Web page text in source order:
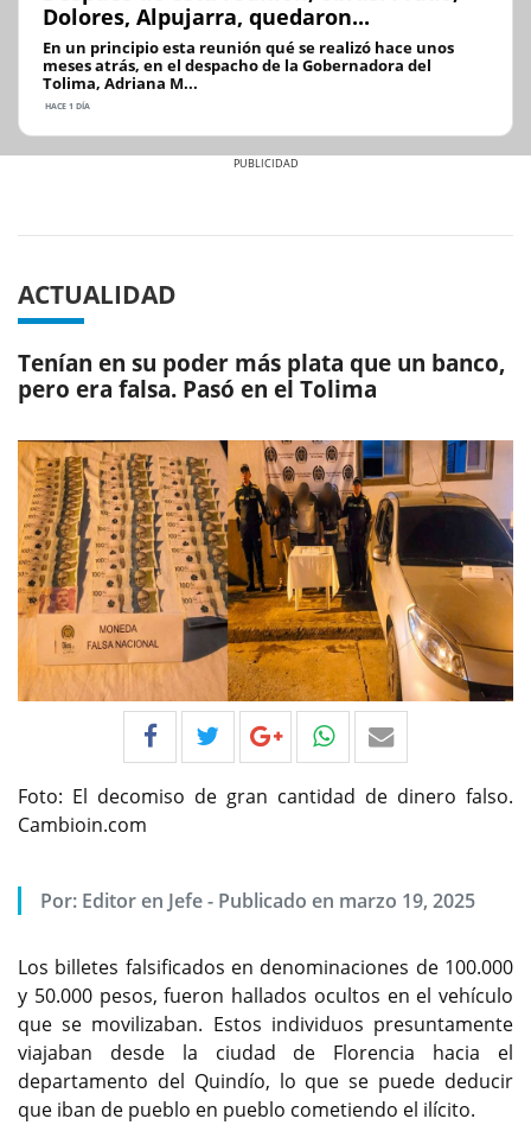
Dolores, Alpujarra, quedaron...
En un principio esta reunión qué se realizó hace unos
meses atrás, en el despacho de la Gobernadora del
Tolima, Adriana M...
HACE 1 DÍA
ACTUALIDAD
Tenían en su poder más plata que un banco,
pero era falsa. Pasó en el Tolima
Foto: El decomiso de gran cantidad de dinero falso.
Cambioin.com
Por: Editor en Jefe- Publicado en marzo 19, 2025
Los billetes falsificados en denominaciones de 100.000
y 50.000 pesos, fueron hallados ocultos en el vehículo
que se movilizaban. Estos individuos presuntamente
viajaban desde la ciudad de Florencia hacia el
departamento del Quindío, lo que se puede deducir
que iban de pueblo en pueblo cometiendo el ilícito.